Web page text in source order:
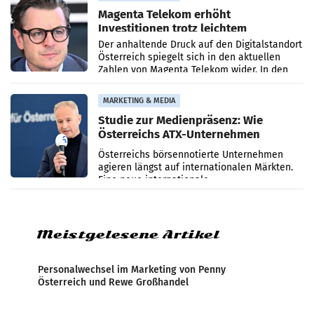
Magenta Telekom erhöht
Investitionen trotz leichtem
Umsatzrückgang
Der anhaltende Druck auf den Digitalstandort
Österreich spiegelt sich in den aktuellen
Zahlen von Magenta Telekom wider. In den
ersten sechs Monaten des laufenden Jahres
verzeichnete
MARKETING & MEDIA
Studie zur Medienpräsenz: Wie
Österreichs ATX-Unternehmen
international wahrgenommen
werden
Österreichs börsennotierte Unternehmen
agieren längst auf internationalen Märkten.
Eine neue internationale
Medienresonanzanalyse untersucht die
Meistgelesene Artikel
Personalwechsel im Marketing von Penny
Österreich und Rewe Großhandel